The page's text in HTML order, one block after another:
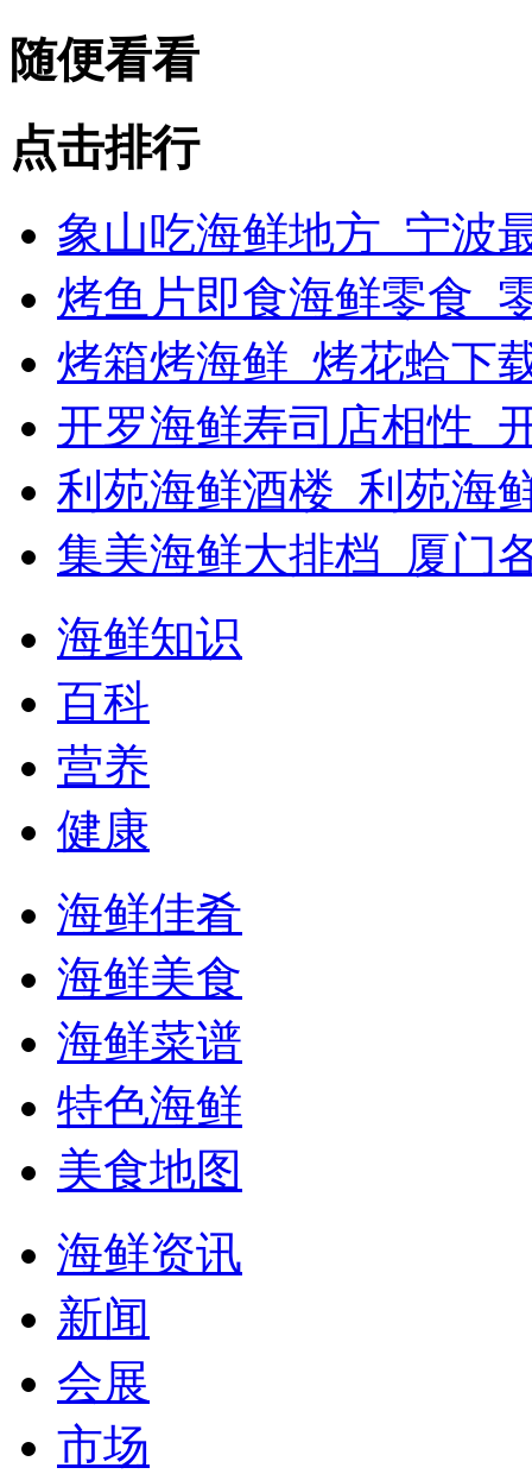
随便看看
点击排行
象山吃海鲜地方_宁波
烤鱼片即食海鲜零食_
烤箱烤海鲜_烤花蛤下
开罗海鲜寿司店相性_
利苑海鲜酒楼_利苑海
集美海鲜大排档_厦门
海鲜知识
百科
营养
健康
海鲜佳肴
海鲜美食
海鲜菜谱
特色海鲜
美食地图
海鲜资讯
新闻
会展
市场